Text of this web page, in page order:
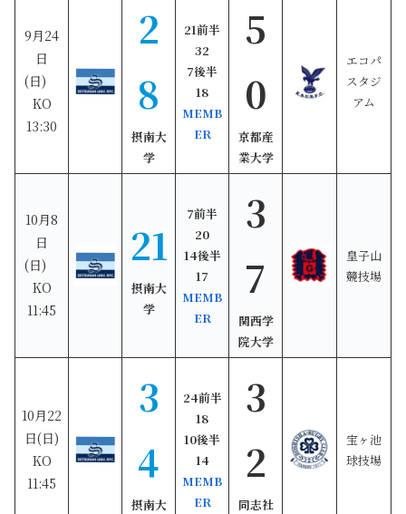
9月24
日
(日)
KO
13:30
2
8
摂南大
学
21前半
32
7後半
18
MEMB
ER
5
0
京都産
業大学
エコパ
スタジ
アム
10月8
日
(日)
KO
11:45
21
摂南大
学
7前半
20
14後半
17
MEMB
ER
3
7
関西学
院大学
皇子山
競技場
10月22
日(日)
KO
11:45
3
4
摂南大
24前半
18
10後半
14
MEMB
ER
3
2
同志社
宝ヶ池
球技場